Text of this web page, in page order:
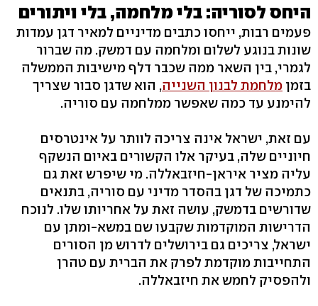
היחס לסוריה: בלי מלחמה, בלי ויתורים
פעמים רבות, ייחסו כתבים מדיניים למאיר דגן עמדות
שונות בנוגע לשלום ומלחמה עם דמשק. מה שברור
לגמרי, בין השאר ממה שכבר דלף מישיבות הממשלה
בזמן מלחמת לבנון השנייה, הוא שדגן סבור שצריך
להימנע עד כמה שאפשר ממלחמה עם סוריה.
עם זאת, ישראל אינה צריכה לוותר על אינטרסים
חיוניים שלה, בעיקר אלו הקשורים באיום הנשקף
עליה מציר איראן-חיזבאללה. מי שיפרש זאת גם
כתמיכה של דגן בהסדר מדיני עם סוריה, בתנאים
שדורשים בדמשק, עושה זאת על אחריותו שלו. לנוכח
הדרישות המוקדמות שקבעו שם במשא-ומתן עם
ישראל, צריכים גם בירושלים לדרוש מן הסורים
התחייבות מוקדמת לפרק את הברית עם טהרן
ולהפסיק לחמש את חיזבאללה.